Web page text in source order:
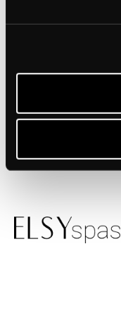
drugi jest czyszczony i
Filtr czyści się poprzez
wodzie razem ze